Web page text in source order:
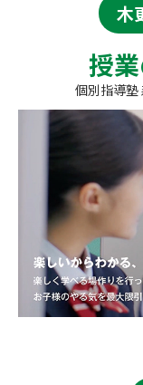
木
授
個別指導塾